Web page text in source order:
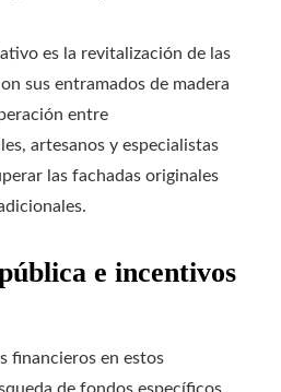
es la revitalización de las
sus entramados de madera
entre
artesanos y especialistas
las fachadas originales
e incentivos
financieros en estos